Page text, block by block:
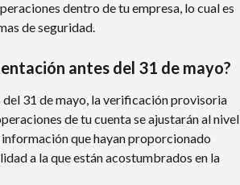
dentro de tu empresa, lo cual es
de seguridad.
antes del 31 de mayo?
31 de mayo, la verificación provisoria
de tu cuenta se ajustarán al nivel
que hayan proporcionado
a la que están acostumbrados en la